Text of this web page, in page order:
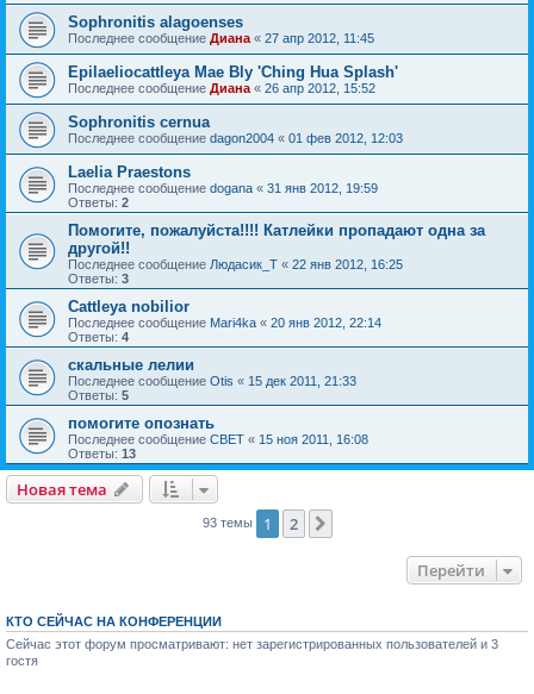
Sophronitis alagoenses
Последнее сообщение Диана« 27 апр 2012, 11:45
Epilaeliocattleya Mae Bly 'Ching Hua Splash'
Последнее сообщение Диана« 26 апр 2012, 15:52
Sophronitis cernua
Последнее сообщение dagon2004 « 01 фев 2012, 12:03
Laelia Praestons
Последнее сообщение dogana « 31 янв 2012, 19:59
Ответы: 2
Помогите, пожалуйста!!!! Катлейки пропадают одна за
другой!!
Последнее сообщение Людасик_Т « 22 янв 2012, 16:25
Ответы: 3
Cattleya nobilior
Последнее сообщение Mari4ka « 20 янв 2012, 22:14
Ответы: 4
скальные лелии
Последнее сообщение Otis « 15 дек 2011, 21:33
Ответы: 5
помогите опознать
Последнее сообщение CBET « 15 ноя 2011, 16:08
Ответы: 13
Новая тема
93 темы 1 2
Перейти
КТО СЕЙЧАС НА КОНФЕРЕНЦИИ
Сейчас этот форум просматривают: нет зарегистрированных пользователей и 3
гостя